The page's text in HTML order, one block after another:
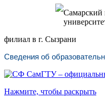
Самарский
филиал в г. Сызрани
Сведения об
Нажмите, чтобы раскрыть